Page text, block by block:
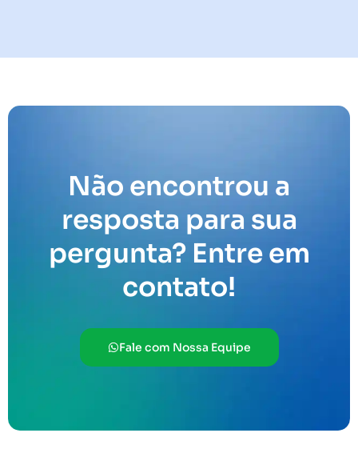
Não encontrou a
resposta para sua
pergunta? Entre em
contato!
Fale com Nossa Equipe